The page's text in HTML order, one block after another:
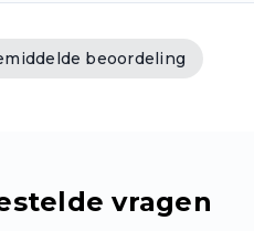
beoordeling
vragen